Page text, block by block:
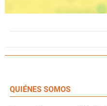
QUIÉNES SOMOS